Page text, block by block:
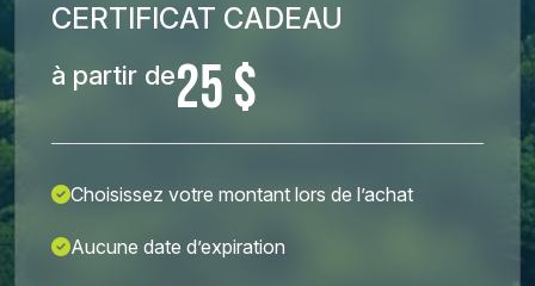
CERTIFICAT CADEAU
à partir de25 $
Choisissez votre montant lors de l’achat
Aucune date d’expiration